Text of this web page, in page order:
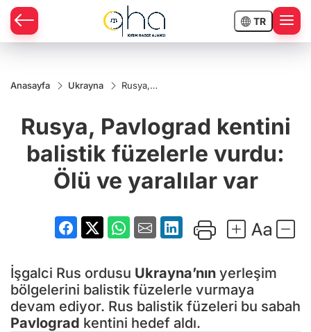
TR
Anasayfa Ukrayna
Rusya,
balistik
füzelerle
Ölü ve
yaralılar
var
Rusya, Pavlograd kentini
balistik füzelerle vurdu:
Ölü ve yaralılar var
İşgalci Rus ordusu Ukrayna’nın yerleşim
bölgelerini balistik füzelerle vurmaya
devam ediyor. Rus balistik füzeleri bu sabah
Pavlograd kentini hedef aldı.